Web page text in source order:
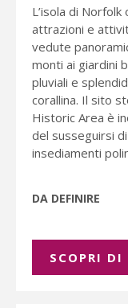
L’isola di
attrazioni e
vedute
monti ai giardini
pluviali e
corallina. Il sito
Historic Area è
del susseguirsi
insediamenti
DA DEFINIRE
SCOPRI DI